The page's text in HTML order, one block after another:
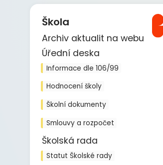
Škola
Archiv aktualit na webu
Úřední deska
Informace dle 106/99
Hodnocení školy
Školní dokumenty
Smlouvy a rozpočet
Školská rada
Statut Školské rady